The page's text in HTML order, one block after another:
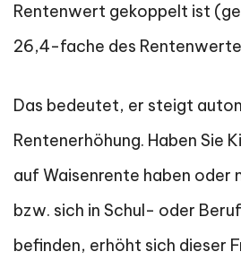
Rentenwert gekoppelt ist
26,4-fache des
Das bedeutet, er steigt
Rentenerhöhung. Haben Sie
auf Waisenrente haben oder
bzw. sich in Schul- oder
befinden, erhöht sich dieser